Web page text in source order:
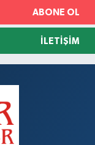
ABONE OL
İLETIŞIM